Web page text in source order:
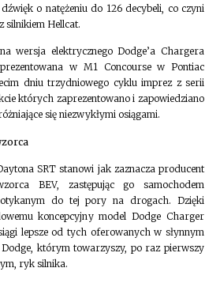
o natężeniu do 126 decybeli, co czyni
silnikiem Hellcat.
wersja elektrycznego Dodge’a Chargera
w M1 Concourse w Pontiac
dniu trzydniowego cyklu imprez z serii
których zaprezentowano i zapowiedziano
się niezwykłymi osiągami.
SRT stanowi jak zaznacza producent
BEV, zastępując go samochodem
do tej pory na drogach. Dzięki
koncepcyjny model Dodge Charger
lepsze od tych oferowanych w słynnym
którym towarzyszy, po raz pierwszy
ryk silnika.